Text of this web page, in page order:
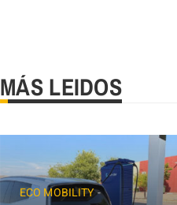
MÁS LEIDOS
ECO MOBILITY